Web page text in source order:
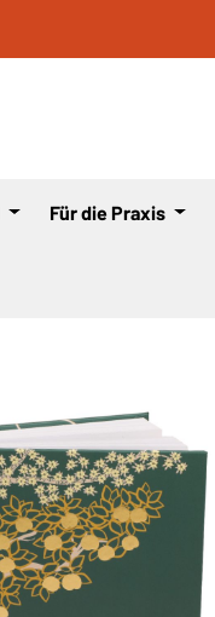
Für die Praxis